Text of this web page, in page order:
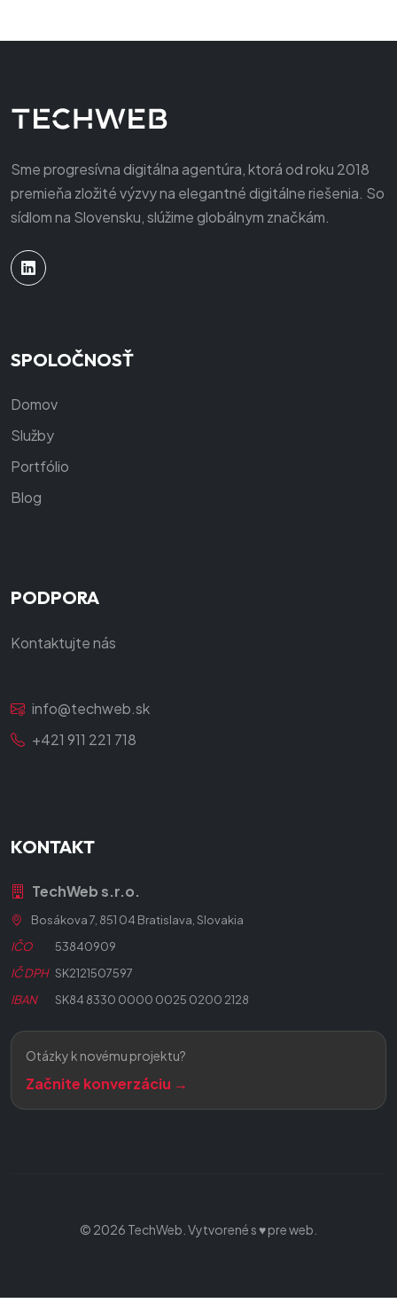
Sme progresívna digitálna agentúra, ktorá od roku 2018
premieňa zložité výzvy na elegantné digitálne riešenia. So
sídlom na Slovensku, slúžime globálnym značkám.
SPOLOČNOSŤ
Domov
Služby
Portfólio
Blog
PODPORA
Kontaktujte nás
info@techweb.sk
+421 911 221 718
KONTAKT
TechWeb s.r.o.
Bosákova 7, 851 04 Bratislava, Slovakia
IČO
53840909
IČ DPH SK2121507597
IBAN
SK84 8330 0000 0025 0200 2128
Otázky k novému projektu?
Začnite konverzáciu →
© 2026 TechWeb. Vytvorené s ♥ pre web.